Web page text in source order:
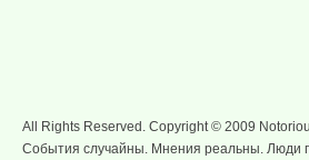
All Rights Reserved. Copyright © 2009
События случайны. Мнения реальны. Люди